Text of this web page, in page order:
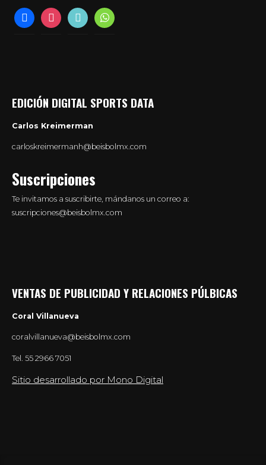
facebookinstagramtiktok whatsapp
EDICIÓN DIGITAL SPORTS DATA
Carlos Kreimerman
carloskreimermanh@beisbolmx.com
Suscripciones
Te invitamos a suscribirte, mándanos un correo a:
suscripciones@beisbolmx.com
VENTAS DE PUBLICIDAD Y RELACIONES PÚLBICAS
Coral Villanueva
coralvillanueva@beisbolmx.com
Tel. 55 2966 7051
Sitio desarrollado por Mono Digital